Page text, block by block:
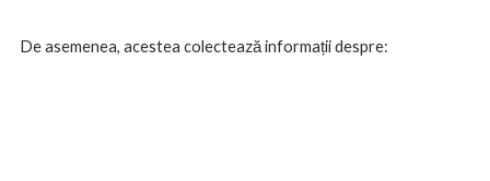
De asemenea, acestea colectează informații despre: